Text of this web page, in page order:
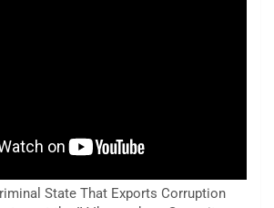
State That Exports Corruption